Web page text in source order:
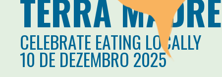
TERRA
CELEBRATE EATING LOCALLY
10 DE DEZEMBRO 2025